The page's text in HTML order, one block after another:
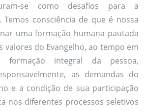
se como desafios para a
Temos consciência de que é nossa
uma formação humana pautada
valores do Evangelho, ao tempo em
formação integral da pessoa,
as demandas do
e a condição de sua participação
nos diferentes processos seletivos